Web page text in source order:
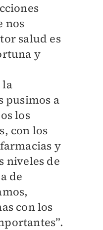
nos
salud es
y
la
pusimos a
los
con los
y
niveles de
de
con los